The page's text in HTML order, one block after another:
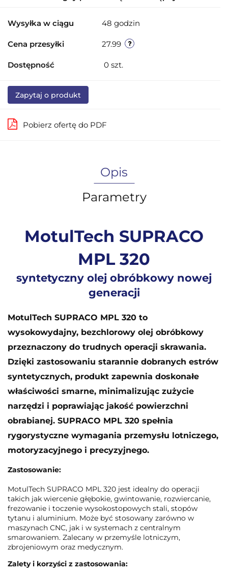
Wysyłka w ciągu 48 godzin
Cena przesyłki 27.99
Dostępność 0 szt.
Zapytaj o produkt
Pobierz ofertę do PDF
Opis
Parametry
MotulTech SUPRACO
MPL 320
syntetyczny olej obróbkowy nowej
generacji
MotulTech SUPRACO MPL 320 to
wysokowydajny, bezchlorowy olej obróbkowy
przeznaczony do trudnych operacji skrawania.
Dzięki zastosowaniu starannie dobranych estrów
syntetycznych, produkt zapewnia doskonałe
właściwości smarne, minimalizując zużycie
narzędzi i poprawiając jakość powierzchni
obrabianej. SUPRACO MPL 320 spełnia
rygorystyczne wymagania przemysłu lotniczego,
motoryzacyjnego i precyzyjnego.
Zastosowanie:
MotulTech SUPRACO MPL 320 jest idealny do operacji
takich jak wiercenie głębokie, gwintowanie, rozwiercanie,
frezowanie i toczenie wysokostopowych stali, stopów
tytanu i aluminium. Może być stosowany zarówno w
maszynach CNC, jak i w systemach z centralnym
smarowaniem. Zalecany w przemyśle lotniczym,
zbrojeniowym oraz medycznym.
Zalety i korzyści z zastosowania: